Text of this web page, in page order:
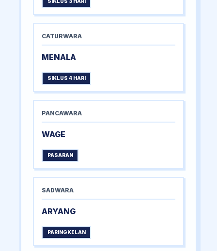
SIKLUS 3 HARI
CATURWARA
MENALA
SIKLUS 4 HARI
PANCAWARA
WAGE
PASARAN
SADWARA
ARYANG
PARINGKELAN